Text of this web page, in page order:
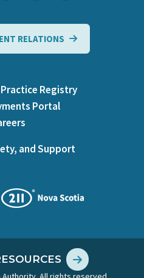
RELATIONS
Practice Registry
Portal
and Support